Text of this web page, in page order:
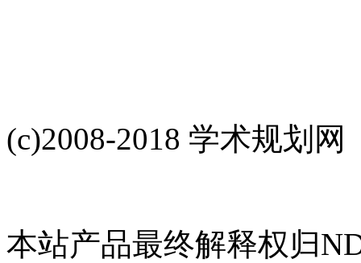
(c)2008-2018 学术规划网
本站产品最终解释权归